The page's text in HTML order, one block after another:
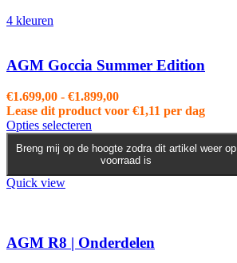
worden
de
productpagina
4 kleuren
AGM Goccia Summer Edition
€1.699,00 - €1.899,00Prijsklasse:
€1.699,00
€1.899,00
Lease dit product voor €1,11 per dag
Opties selecteren
product
heeft
meerdere
gekozen
worden
Breng mij op de hoogte zodra dit artikel weer op
voorraad is
Quick view
AGM R8 | Onderdelen